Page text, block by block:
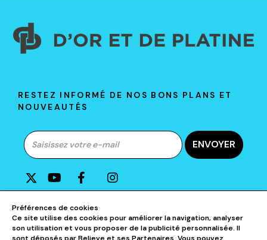
RESTEZ INFORMÉ DE NOS BONS PLANS ET
NOUVEAUTÉS
ENVOYER
A PROPOS DE D&P
AIDE & CONTACTS
Préférences de cookies
Ce site utilise des cookies pour améliorer la navigation, analyser
son utilisation et vous proposer de la publicité personnalisée. Il